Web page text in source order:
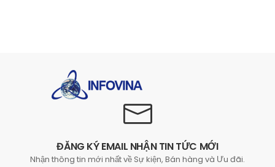
ĐĂNG KÝ EMAIL NHẬN TIN TỨC MỚI
Nhận thông tin mới nhất về Sự kiện, Bán hàng và Ưu đãi.